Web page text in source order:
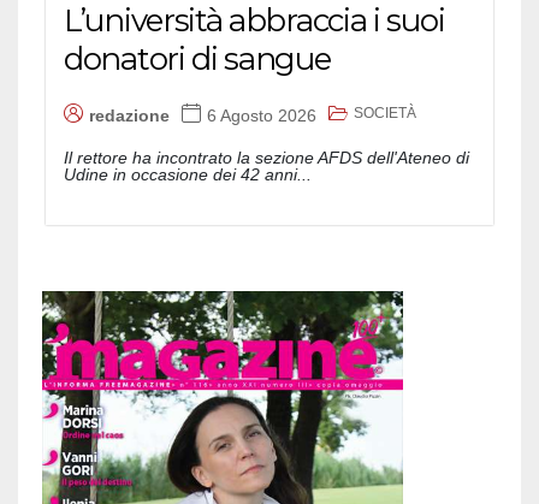
L’università abbraccia i suoi
donatori di sangue
redazione 6 Agosto 2026 SOCIETÀ
Il rettore ha incontrato la sezione AFDS dell'Ateneo di
Udine in occasione dei 42 anni...